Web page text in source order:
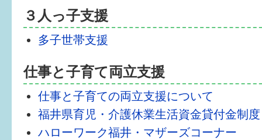
３人っ子支援
多子世帯支援
仕事と子育て両立支援
仕事と子育ての両立支援について
福井県育児・介護休業生活資金貸付金制度
ハローワーク福井・マザーズコーナー
届出・手当・助成
健診・予防接種
仲間づくり・遊び場
子どもを預けたい
入園・入学